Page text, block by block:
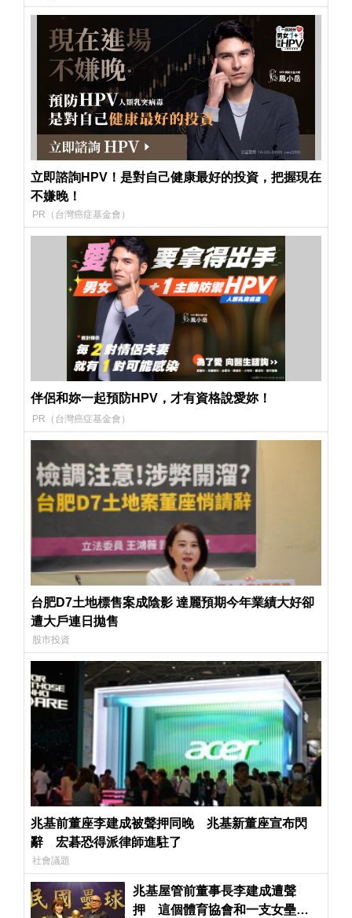
立即諮詢HPV！是對自己健康最好的投資，把握現在
不嫌晚！
PR（台灣癌症基金會）
伴侶和妳一起預防HPV，才有資格說愛妳！
PR（台灣癌症基金會）
台肥D7土地標售案成陰影 達麗預期今年業績大好卻
遭大戶連日拋售
股市投資
兆基前董座李建成被聲押同晚 兆基新董座宣布閃
辭 宏碁恐得派律師進駐了
社會議題
兆基屋管前董事長李建成遭聲
押 這個體育協會和一支女壘隊